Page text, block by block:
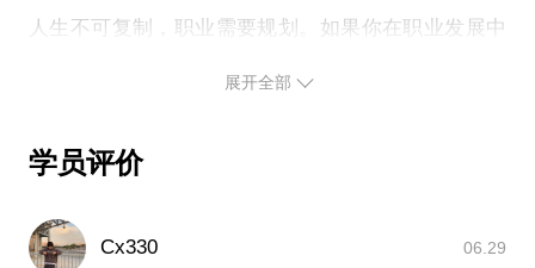
程技术类专业。
史性、法学、考古学、图书馆学、民族性等专业
5、经管类专业：工商管理、人力资源管理、国际经济
6、医护类专业：临床医学类、口腔医学类、公共卫生
与预防医学类、药学类、法医学类、护理学类
源；
让孩子更温暖，更有责任感，更愿意和家长平静交
让家长在家庭教育中，能抓到最关键，最核心的点，
人生不可复制，职业需要规划。如果你在职业发展中
展开全部
学员评价
Cx330 06.29